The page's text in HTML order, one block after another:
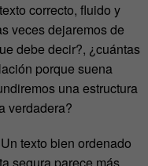
correcto, fluido y
veces dejaremos de
debe decir?, ¿cuántas
porque suena
una estructura
verdadera?
texto bien ordenado